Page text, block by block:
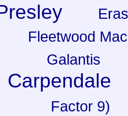
Fleetwood Mac
Galantis
Carpendale
Factor 9)